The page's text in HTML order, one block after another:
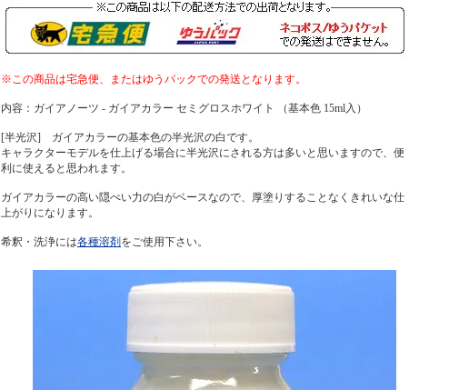
※この商品は宅急便、またはゆうパックでの発送となります。
内容：ガイアノーツ - ガイアカラー セミグロスホワイト （基本色 15ml入）
[半光沢] ガイアカラーの基本色の半光沢の白です。
キャラクターモデルを仕上げる場合に半光沢にされる方は多いと思いますので、便
利に使えると思われます。
ガイアカラーの高い隠ぺい力の白がベースなので、厚塗りすることなくきれいな仕
上がりになります。
希釈・洗浄には各種溶剤をご使用下さい。